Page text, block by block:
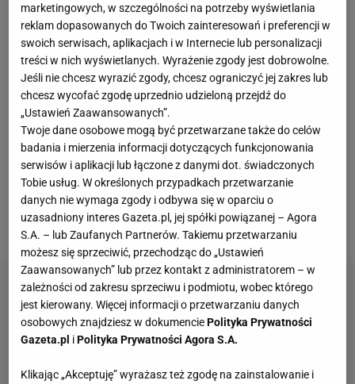
Igrzyska paralimpijskie w Paryżu doskonale układają
się dla naszychtenisistówstołowych. W sobotę
Polskacieszyła się z dwóch brązowych medali.
Najpierw w mikście trzecie miejsce zajęli Piotr
Grudzień i Karolina Pęk, a chwilę później Pęk
dołożyła kolejny brąz w deblu kobiet wspólnie z
Natalią Partyką. W niedzielę było jeszcze lepiej.
Biało-Czerwoni doczekali się złota. Wspaniały triumf
w męskim deblu odnieśli Patryk Chojnowski i Piotr
Grudzień.
marketingowych, w szczególności na potrzeby wyświetlania
reklam dopasowanych do Twoich zainteresowań i preferencji w
swoich serwisach, aplikacjach i w Internecie lub personalizacji
treści w nich wyświetlanych. Wyrażenie zgody jest dobrowolne.
Jeśli nie chcesz wyrazić zgody, chcesz ograniczyć jej zakres lub
chcesz wycofać zgodę uprzednio udzieloną przejdź do
„Ustawień Zaawansowanych”.
Twoje dane osobowe mogą być przetwarzane także do celów
badania i mierzenia informacji dotyczących funkcjonowania
serwisów i aplikacji lub łączone z danymi dot. świadczonych
Tobie usług. W określonych przypadkach przetwarzanie
danych nie wymaga zgody i odbywa się w oparciu o
uzasadniony interes Gazeta.pl, jej spółki powiązanej – Agora
S.A. – lub Zaufanych Partnerów. Takiemu przetwarzaniu
możesz się sprzeciwić, przechodząc do „Ustawień
Zaawansowanych” lub przez kontakt z administratorem – w
zależności od zakresu sprzeciwu i podmiotu, wobec którego
jest kierowany. Więcej informacji o przetwarzaniu danych
osobowych znajdziesz w dokumenciePolityka Prywatności
Gazeta.pl iPolityka Prywatności Agora S.A.
Klikając „Akceptuję” wyrażasz też zgodę na zainstalowanie i